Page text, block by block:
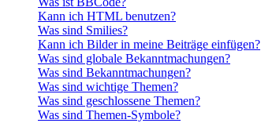
Kann ich HTML benutzen?
Was sind Smilies?
Kann ich Bilder in meine Beiträge einfügen?
Was sind globale Bekanntmachungen?
Was sind Bekanntmachungen?
Was sind wichtige Themen?
Was sind geschlossene Themen?
Was sind Themen-Symbole?